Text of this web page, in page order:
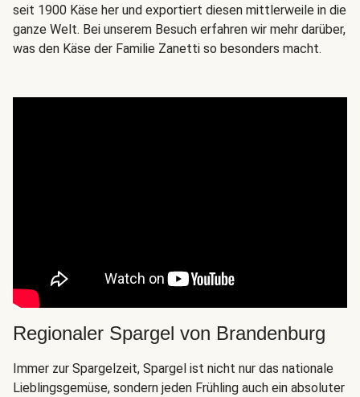
seit 1900 Käse her und exportiert diesen mittlerweile in die
ganze Welt. Bei unserem Besuch erfahren wir mehr darüber,
was den Käse der Familie Zanetti so besonders macht.
Regionaler Spargel von Brandenburg
Immer zur Spargelzeit, Spargel ist nicht nur das nationale
Lieblingsgemüse, sondern jeden Frühling auch ein absoluter